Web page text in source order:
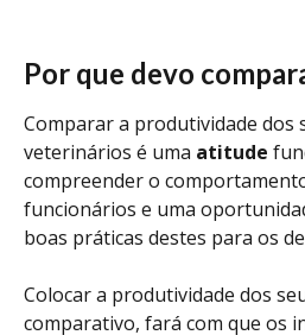
Por que devo
Comparar a produtividade dos
veterinários é uma atitude
compreender o
funcionários e uma
boas práticas destes para os
Colocar a produtividade dos
comparativo, fará com que os